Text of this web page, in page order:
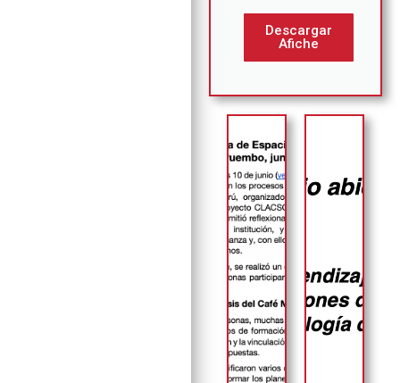
Descargar
Afiche